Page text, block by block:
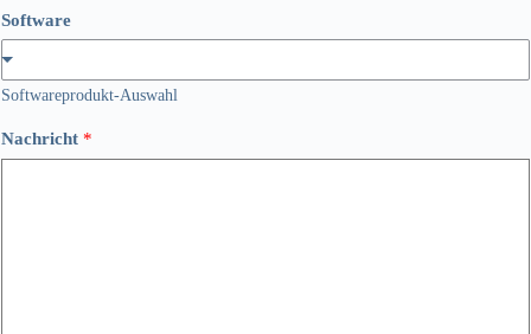
Software
Softwareprodukt-Auswahl
Nachricht *